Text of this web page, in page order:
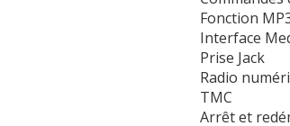
Fonction
Interface
Prise Jack
Radio
TMC
Arrêt et